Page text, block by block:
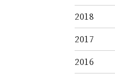
2018
2017
2016